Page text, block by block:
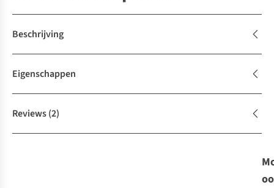
Beschrijving
Eigenschappen
Reviews(2)